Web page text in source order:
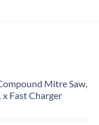
Mitre Saw,
x Fast Charger